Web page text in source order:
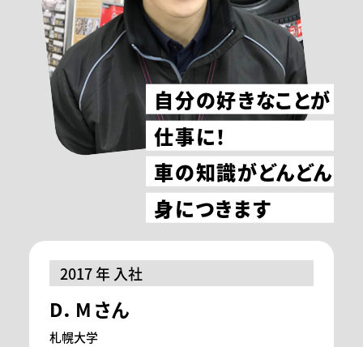
自分の好きなことが
仕事に！
車の知識がどんどん
身につきます
2017 年 入社
D．Mさん
札幌大学